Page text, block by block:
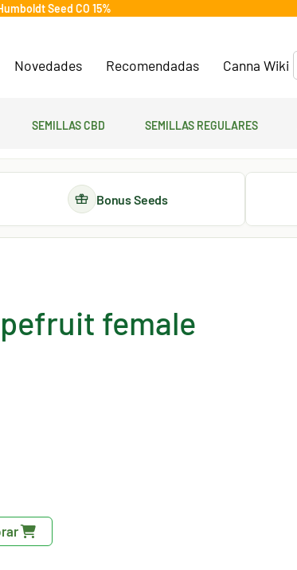
Seed CO 15%
Novedades Recomendadas Canna Wiki
Semillas CBD Semillas regulares
Bonus Seeds
female